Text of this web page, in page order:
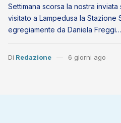
Settimana scorsa la nostra
visitato a Lampedusa la Stazione
egregiamente da Daniela Freggi…
Di Redazione 6 giorni ago